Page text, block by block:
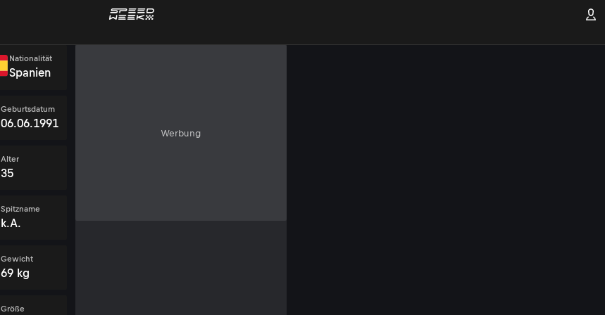
Nationalität
Spanien
Geburtsdatum
06.06.1991
Alter
35
Spitzname
k.A.
Gewicht
69 kg
Größe
Werbung